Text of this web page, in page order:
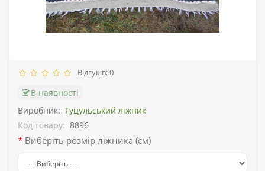
Відгуків: 0
В наявності
Виробник: Гуцульський ліжник
Код товару: 8896
Виберіть розмір ліжника (см)